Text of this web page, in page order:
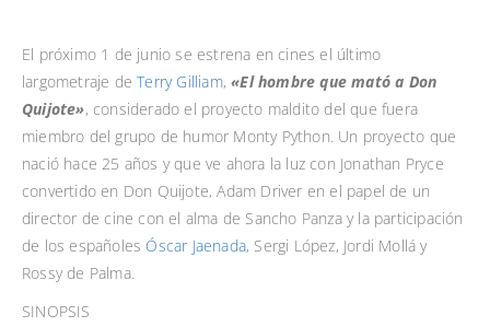
El próximo 1 de junio se estrena en cines el último
largometraje deTerry Gilliam,«El hombre que mató a Don
Quijote», considerado el proyecto maldito del que fuera
miembro del grupo de humor Monty Python. Un proyecto que
nació hace 25 años y que ve ahora la luz con Jonathan Pryce
convertido en Don Quijote, Adam Driver en el papel de un
director de cine con el alma de Sancho Panza y la participación
de los españoles Óscar Jaenada, Sergi López, Jordi Mollá y
Rossy de Palma.
SINOPSIS